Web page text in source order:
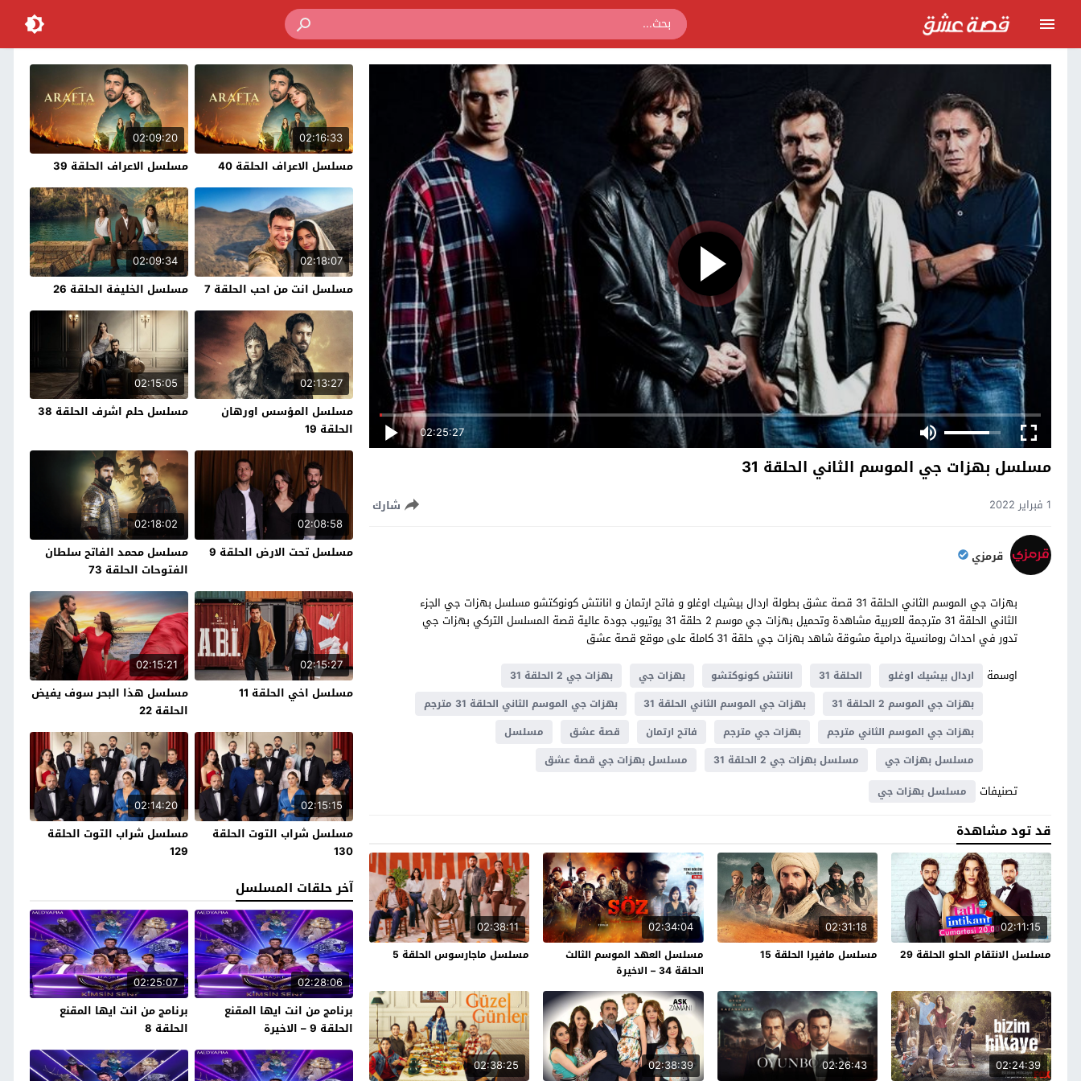
02:25:27
مسلسل بهزات جي الموسم الثاني الحلقة 31
1 فبراير 2022 شارك
قرمزي
بهزات جي الموسم الثاني الحلقة 31 قصة عشق بطولة اردال بيشيك اوغلو و فاتح ارتمان و انانتش كونوكتشو مسلسل بهزات جي الجزء
الثاني الحلقة 31 مترجمة للعربية مشاهدة وتحميل بهزات جي موسم 2 حلقة 31 يوتيوب جودة عالية قصة المسلسل التركي بهزات جي
تدور في احداث رومانسية درامية مشوقة شاهد بهزات جي حلقة 31 كاملة على موقع قصة عشق
اوسمة
اردال بيشيك اوغلو الحلقة 31 انانتش كونوكتشو بهزات جي
بهزات جي 2 الحلقة 31
بهزات جي الموسم 2 الحلقة 31
بهزات جي الموسم الثاني الحلقة 31
بهزات جي الموسم الثاني الحلقة 31 مترجم
بهزات جي الموسم الثاني مترجم
بهزات جي مترجم فاتح ارتمان قصة عشق
مسلسل
مسلسل بهزات جي
مسلسل بهزات جي 2 الحلقة 31 مسلسل بهزات جي قصة عشق
تصنيفات مسلسل بهزات جي
قد تود مشاهدة
02:11:15
مسلسل الانتقام الحلو الحلقة 29
02:31:18
مسلسل مافيرا الحلقة 15
02:34:04
مسلسل العهد الموسم الثالث
الحلقة 34 – الاخيرة
02:38:11
مسلسل ماجارسوس الحلقة 5
02:24:39
02:26:43
02:38:39
02:38:25
02:16:33
مسلسل الاعراف الحلقة 40
02:09:20
مسلسل الاعراف الحلقة 39
02:18:07
مسلسل انت من احب الحلقة 7
02:09:34
مسلسل الخليفة الحلقة 26
02:13:27
مسلسل المؤسس اورهان
الحلقة 19
02:15:05
مسلسل حلم اشرف الحلقة 38
02:08:58
مسلسل تحت الارض الحلقة 9
02:18:02
مسلسل محمد الفاتح سلطان
الفتوحات الحلقة 73
02:15:27
مسلسل اخي الحلقة 11
02:15:21
مسلسل هذا البحر سوف يفيض
الحلقة 22
02:15:15
مسلسل شراب التوت الحلقة
130
02:14:20
مسلسل شراب التوت الحلقة
129
آخر حلقات المسلسل
02:28:06
برنامج من انت ايها المقنع
الحلقة 9 – الاخيرة
02:25:07
برنامج من انت ايها المقنع
الحلقة 8